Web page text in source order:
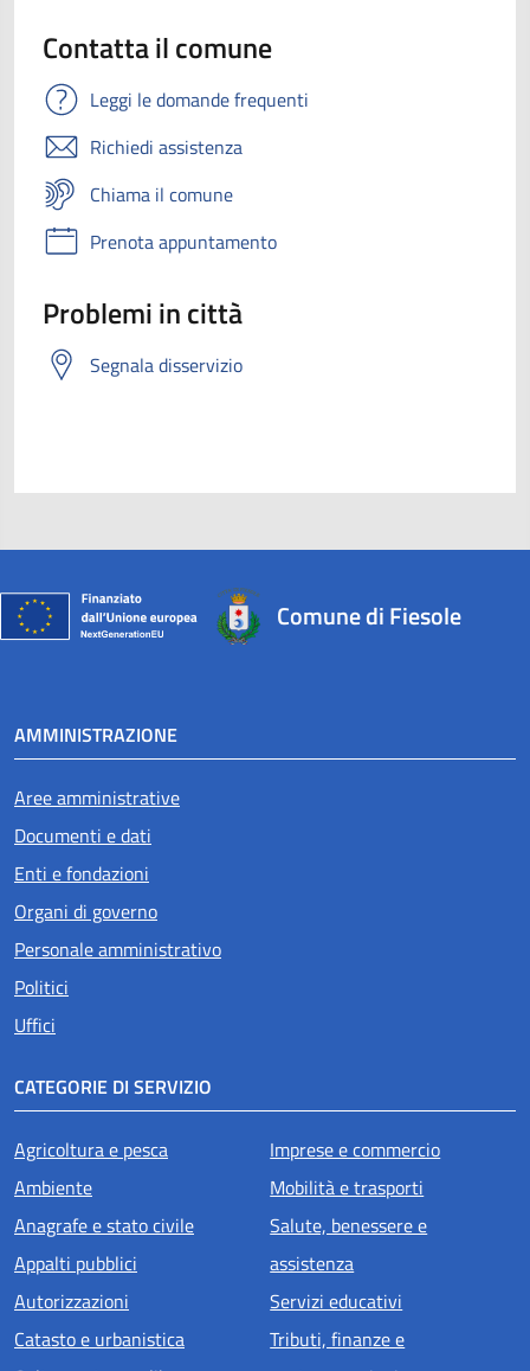
Contatta il comune
Leggi le domande frequenti
Richiedi assistenza
Chiama il comune
Prenota appuntamento
Problemi in città
Segnala disservizio
Comune di Fiesole
AMMINISTRAZIONE
Aree amministrative
Documenti e dati
Enti e fondazioni
Organi di governo
Personale amministrativo
Politici
Uffici
CATEGORIE DI SERVIZIO
Agricoltura e pesca
Ambiente
Anagrafe e stato civile
Appalti pubblici
Autorizzazioni
Catasto e urbanistica
Imprese e commercio
Mobilità e trasporti
Salute, benessere e
assistenza
Servizi educativi
Tributi, finanze e